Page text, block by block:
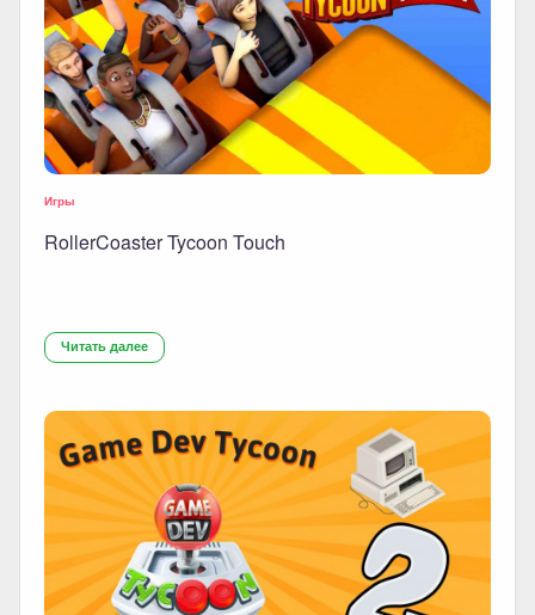
Игры
RollerCoaster Tycoon Touch
Читать далее